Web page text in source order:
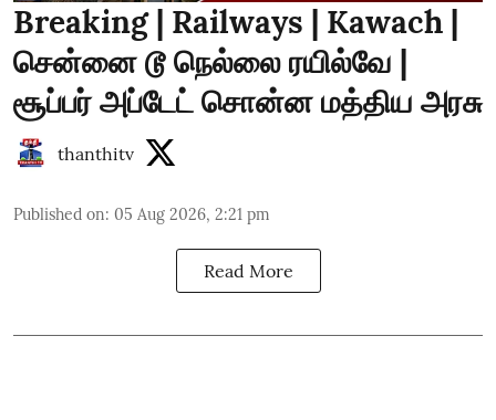
Breaking | Railways | Kawach |
சென்னை டூ நெல்லை ரயில்வே |
சூப்பர் அப்டேட் சொன்ன மத்திய அரசு
thanthitv
Published on: 05 Aug 2026, 2:21 pm
Read More